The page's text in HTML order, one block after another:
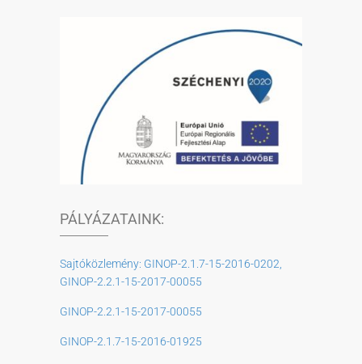
PÁLYÁZATAINK:
Sajtóközlemény: GINOP-2.1.7-15-2016-0202,
GINOP-2.2.1-15-2017-00055
GINOP-2.2.1-15-2017-00055
GINOP-2.1.7-15-2016-01925